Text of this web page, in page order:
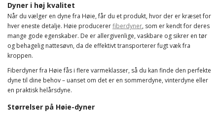
Dyner i høj kvalitet
Når du vælger en dyne fra Høie, får du et produkt, hvor der er kræset for
hver eneste detalje. Høie producererfiberdyner, som er kendt for deres
mange gode egenskaber. De er allergivenlige, vaskbare og sikrer en tør
og behagelig nattesøvn, da de effektivt transporterer fugt væk fra
kroppen.
Fiberdyner fra Høie fås i flere varmeklasser, så du kan finde den perfekte
dyne til dine behov – uanset om det er en sommerdyne, vinterdyne eller
en praktisk helårsdyne.
Størrelser på Høie-dyner